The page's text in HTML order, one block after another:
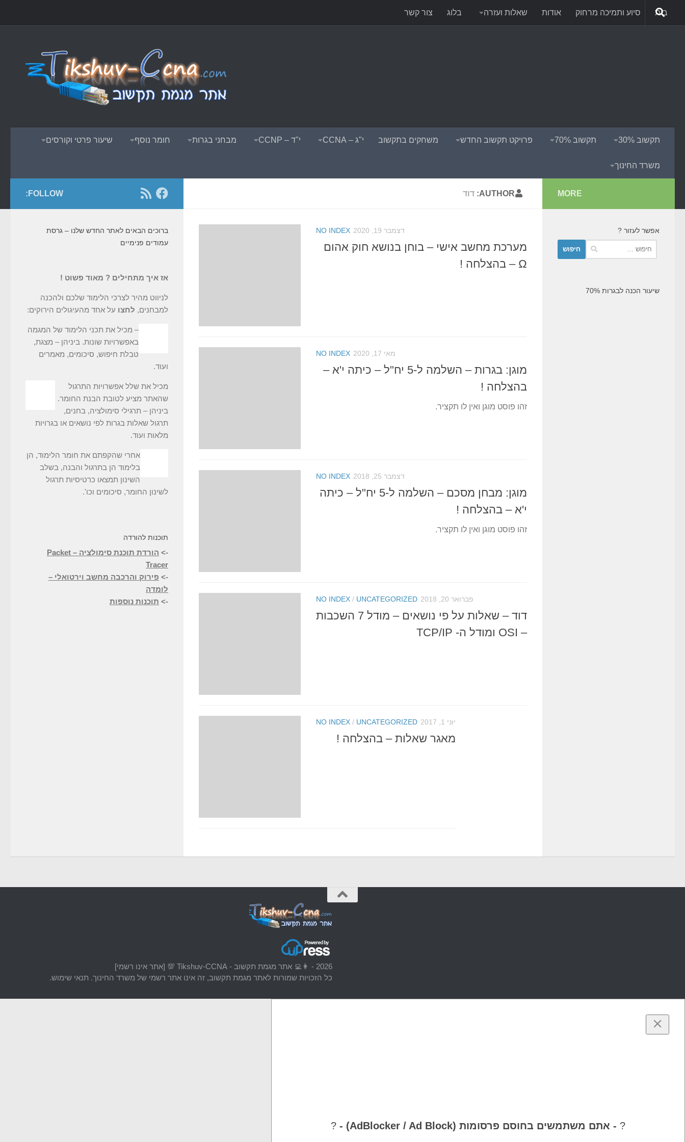
בית סיוע ותמיכה מרחוק אודות שאלות ועזרה בלוג צור קשר
תקשוב 30% תקשוב 70% פרויקט תקשוב החדש משחקים בתקשוב י"ג – CCNA י"ד – CCNP מבחני בגרות חומר נוסף שיעור פרטי וקורסים
משרד החינוך
AUTHOR: דוד
NO INDEX דצמבר 19, 2020
מערכת מחשב אישי – בוחן בנושא חוק אהום
Ω – בהצלחה !
NO INDEX מאי 17, 2020
מוגן: בגרות – השלמה ל-5 יח"ל – כיתה י'א –
בהצלחה !
זהו פוסט מוגן ואין לו תקציר.
NO INDEX דצמבר 25, 2018
מוגן: מבחן מסכם – השלמה ל-5 יח"ל – כיתה
י'א – בהצלחה !
זהו פוסט מוגן ואין לו תקציר.
NO INDEX / UNCATEGORIZED פברואר 20, 2018
דוד – שאלות על פי נושאים – מודל 7 השכבות
– OSI ומודל ה- TCP/IP
NO INDEX / UNCATEGORIZED יוני 1, 2017
מאגר שאלות – בהצלחה !
FOLLOW:
ברוכים הבאים לאתר החדש שלנו – גרסת
עמודים פנימיים
אז איך מתחילים ? מאוד פשוט !
לניווט מהיר לצרכי הלימוד שלכם ולהכנה
למבחנים, לחצו על אחד מהעיגולים הירוקים:
– מכיל את תכני הלימוד של המגמה
באפשרויות שונות. ביניהן – מצגת,
טבלת חיפוש, סיכומים, מאמרים
ועוד.
מכיל את שלל אפשרויות התרגול
שהאתר מציע לטובת הבנת החומר.
ביניהן – תרגילי סימולציה, בחנים,
תרגול שאלות בגרות לפי נושאים או בגרויות
מלאות ועוד.
אחרי שהקפתם את חומר הלימוד, הן
בלימוד הן בתרגול והבנה, בשלב
השינון תמצאו כרטיסיות תרגול
לשינון החומר, סיכומים וכו'.
תוכנות להורדה
->
הורדת תוכנת סימולציה – Packet
Tracer
-> פירוק והרכבה מחשב וירטואלי –
לומדה
-> תוכנות נוספות
MORE
אפשר לעזור ?
שיעור הכנה לבגרות 70%
2026 - 👩‍💻 אתר מגמת תקשוב - Tikshuv-CCNA 💯 [אתר אינו רשמי]
כל הזכויות שמורות לאתר מגמת תקשוב, זה אינו אתר רשמי של משרד החינוך. תנאי שימוש.
? - אתם משתמשים בחוסם פרסומות (AdBlocker / Ad Block) - ?